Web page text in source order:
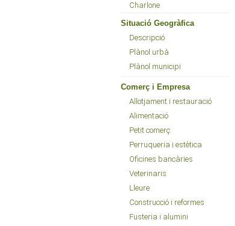
Charlone
Situació Geogràfica
Descripció
Plànol urbà
Plànol municipi
Comerç i Empresa
Allotjament i restauració
Alimentació
Petit comerç
Perruqueria i estètica
Oficines bancàries
Veterinaris
Lleure
Construcció i reformes
Fusteria i alumini